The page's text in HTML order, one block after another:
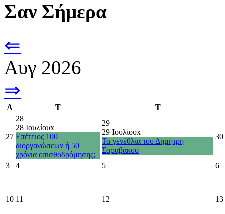
Σαν Σήμερα
⇐
Αυγ 2026
⇒
Δ Τ Τ
27
28
28 Ιουλίουx
Επέτειος 100
διοργανώσεων ή 50
χρόνια οπισθοδρόμησης;
29
29 Ιουλίουx
Τα γενέθλια του Δημήτρη
Σαραβάκου
30
3 4 5 6
10 11 12 13